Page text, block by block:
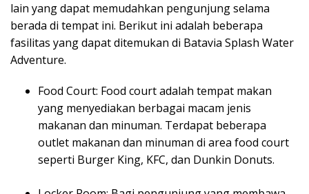
lain yang dapat memudahkan pengunjung selama
berada di tempat ini. Berikut ini adalah beberapa
fasilitas yang dapat ditemukan di Batavia Splash Water
Adventure.
Food Court: Food court adalah tempat makan
yang menyediakan berbagai macam jenis
makanan dan minuman. Terdapat beberapa
outlet makanan dan minuman di area food court
seperti Burger King, KFC, dan Dunkin Donuts.